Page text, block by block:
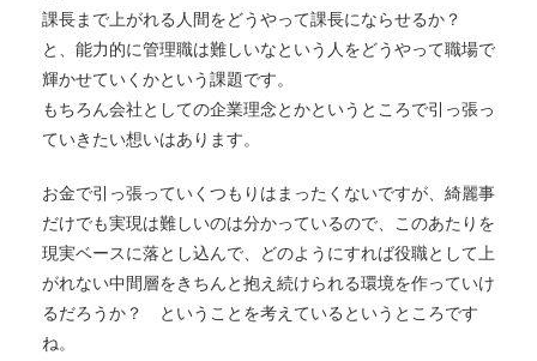
課長まで上がれる人間をどうやって課長にならせるか？
と、能力的に管理職は難しいなという人をどうやって職場で
輝かせていくかという課題です。
もちろん会社としての企業理念とかというところで引っ張っ
ていきたい想いはあります。
お金で引っ張っていくつもりはまったくないですが、綺麗事
だけでも実現は難しいのは分かっているので、このあたりを
現実ベースに落とし込んで、どのようにすれば役職として上
がれない中間層をきちんと抱え続けられる環境を作っていけ
るだろうか？ ということを考えているというところです
ね。